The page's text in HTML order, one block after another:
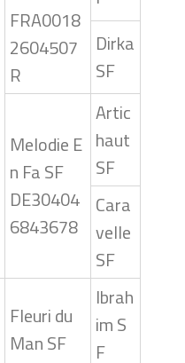
FRA0018
2604507
R
Dirka
SF
Melodie E
n Fa SF
DE30404
6843678
Artic
haut
SF
Cara
velle
SF
Fleuri du
Man SF
Ibrah
im S
F